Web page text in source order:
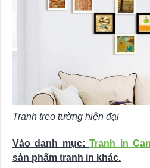
Tranh treo tường hiện đại
Vào danh mục:Tranh in
sản phẩm tranh in khác.